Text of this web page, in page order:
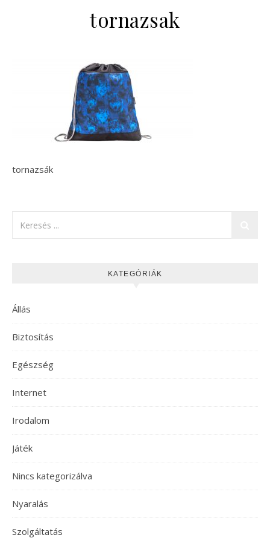
tornazsak
tornazsák
KATEGÓRIÁK
Állás
Biztosítás
Egészség
Internet
Irodalom
Játék
Nincs kategorizálva
Nyaralás
Szolgáltatás